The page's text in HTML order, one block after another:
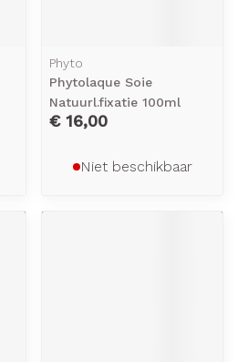
Phyto
Phytolaque Soie
Natuurl.fixatie 100ml
€ 16,00
Niet beschikbaar